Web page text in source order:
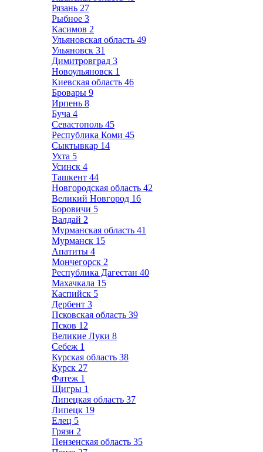
Рязань 27
Рыбное 3
Касимов 2
Ульяновская область 49
Ульяновск 31
Димитровград 3
Новоульяновск 1
Киевская область 46
Бровары 9
Ирпень 8
Буча 4
Севастополь 45
Республика Коми 45
Сыктывкар 14
Ухта 5
Усинск 4
Ташкент 44
Новгородская область 42
Великий Новгород 16
Боровичи 5
Валдай 2
Мурманская область 41
Мурманск 15
Апатиты 4
Мончегорск 2
Республика Дагестан 40
Махачкала 15
Каспийск 5
Дербент 3
Псковская область 39
Псков 12
Великие Луки 8
Себеж 1
Курская область 38
Курск 27
Фатеж 1
Щигры 1
Липецкая область 37
Липецк 19
Елец 5
Грязи 2
Пензенская область 35